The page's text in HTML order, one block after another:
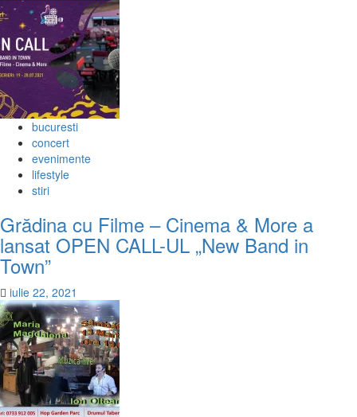
bucuresti
concert
evenimente
lifestyle
stiri
Grădina cu Filme – Cinema & More a
lansat OPEN CALL-UL „New Band in
Town”
iulie 22, 2021